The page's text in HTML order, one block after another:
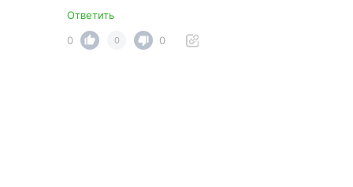
Ответить
0
0 0